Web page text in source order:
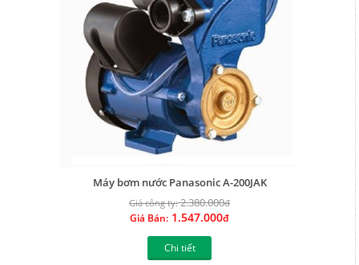
Máy bơm nước Panasonic A-200JAK
Giá công ty:2.380.000đ
Giá Bán: 1.547.000đ
Chi tiết